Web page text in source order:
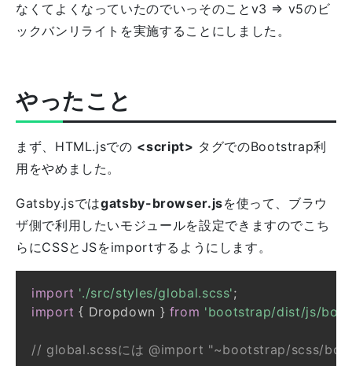
なくてよくなっていたのでいっそのことv3 => v5のビ
ックバンリライトを実施することにしました。
やったこと
まず、HTML.jsでの <script> タグでのBootstrap利
用をやめました。
Gatsby.jsではgatsby-browser.jsを使って、ブラウ
ザ側で利用したいモジュールを設定できますのでこち
らにCSSとJSをimportするようにします。
import './src/styles/global.scss';
import { Dropdown } from 'bootstrap/dist/js/
// global.scssには @import "~bootstrap/scss/